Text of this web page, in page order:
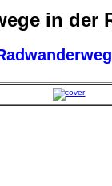
in der